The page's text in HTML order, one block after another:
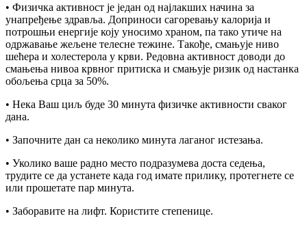
• Физичка активност је један од најлакших начина за
унапређење здравља. Доприноси сагоревању калорија и
потрошњи енергије коју уносимо храном, па тако утиче на
одржавање жељене телесне тежине. Такође, смањује ниво
шећера и холестерола у крви. Редовна активност доводи до
смањења нивоа крвног притиска и смањује ризик од настанка
обољења срца за 50%.
• Нека Ваш циљ буде 30 минута физичке активности сваког
дана.
• Започните дан са неколико минута лаганог истезања.
• Уколико ваше радно место подразумева доста седења,
трудите се да устанете када год имате прилику, протегнете се
или прошетате пар минута.
• Заборавите на лифт. Користите степенице.